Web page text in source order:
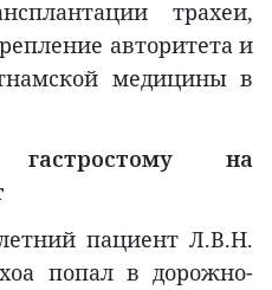
трахеи,
авторитета и
медицины в
на
пациент Л.В.Н.
попал в дорожно-